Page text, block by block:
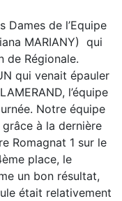
de l’Equipe
MARIANY) qui
de Régionale.
qui venait épauler
l’équipe
Notre équipe
à la dernière
Romagnat 1 sur le
place, le
un bon résultat,
était relativement